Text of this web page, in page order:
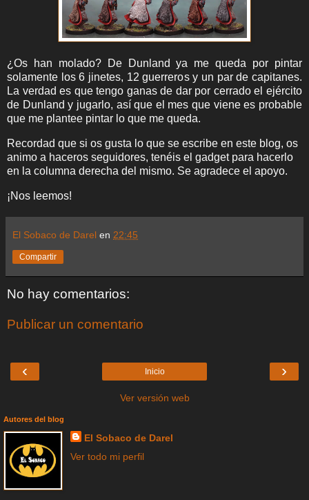
¿Os han molado? De Dunland ya me queda por pintar
solamente los 6 jinetes, 12 guerreros y un par de capitanes.
La verdad es que tengo ganas de dar por cerrado el ejército
de Dunland y jugarlo, así que el mes que viene es probable
que me plantee pintar lo que me queda.
Recordad que si os gusta lo que se escribe en este blog, os
animo a haceros seguidores, tenéis el gadget para hacerlo
en la columna derecha del mismo. Se agradece el apoyo.
¡Nos leemos!
El Sobaco de Darel en 22:45
Compartir
No hay comentarios:
Publicar un comentario
‹ ›
Inicio
Ver versión web
Autores del blog
El Sobaco de Darel
Ver todo mi perfil